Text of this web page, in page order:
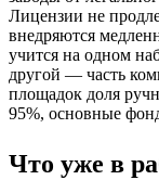
Лицензии не
внедряются
учится на одном
другой — часть
площадок доля
95%, основные
Что уже в